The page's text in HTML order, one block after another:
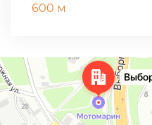
600 м